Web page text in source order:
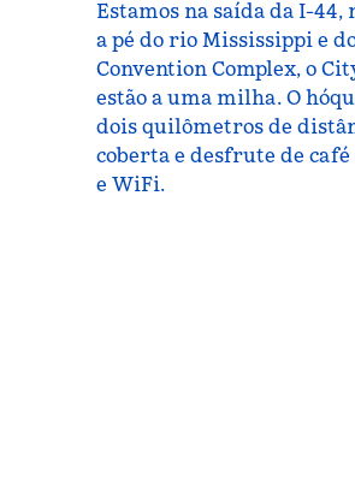
Estamos na saída da I-
a pé do rio Mississippi e
Convention Complex, o
estão a uma milha. O
dois quilômetros de
coberta e desfrute de
e WiFi.